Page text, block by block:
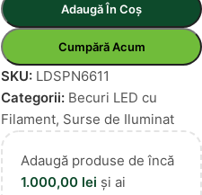
Adaugă În Coș
Cumpără Acum
SKU: LDSPN6611
Categorii: Becuri LED cu
Filament, Surse de Iluminat
Adaugă produse de încă
1.000,00 lei și ai